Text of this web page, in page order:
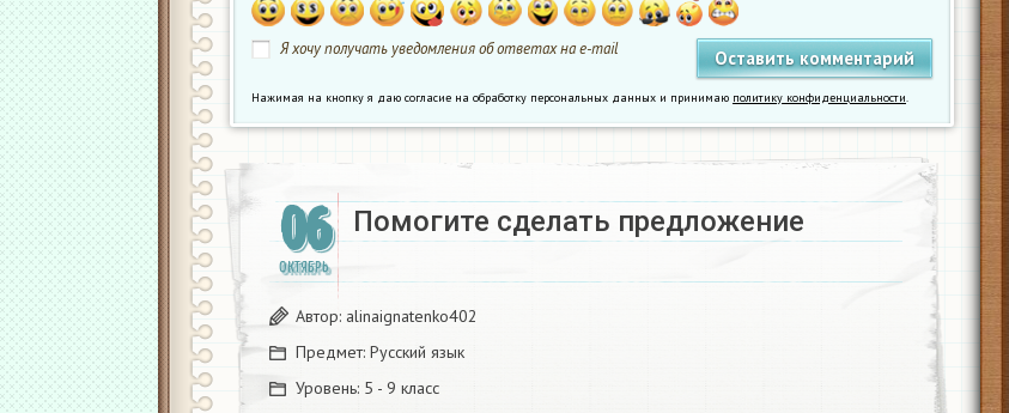
Я хочу получать уведомления об ответах на e-mail
Нажимая на кнопку я даю согласие на обработку персональных данных и принимаю политику конфиденциальности.
06
ОКТЯБРЬ
Помогите сделать предложение​
Автор: alinaignatenko402
Предмет: Русский язык
Уровень: 5 - 9 класс